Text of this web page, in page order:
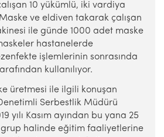
10 yükümlü, iki vardiya
Maske ve eldiven takarak çalışan
ile günde 1000 adet maske
hastanelerde
işlemlerinin sonrasında
kullanılıyor.
üretmesi ile ilgili konuşan
Serbestlik Müdürü
yılı Kasım ayından bu yana 25
halinde eğitim faaliyetlerine